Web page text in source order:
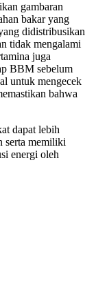
gambaran
bakar yang
didistribusikan
tidak mengalami
juga
BBM sebelum
untuk mengecek
bahwa
dapat lebih
serta memiliki
energi oleh